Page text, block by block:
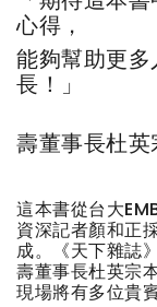
心得，
能夠幫助更
長
-
壽董事長杜英
這本書從台大
資深記者顏和正
成。《天下雜誌
壽董事長杜英宗
現場將有多位貴